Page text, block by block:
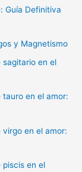
Guía Definitiva
y Magnetismo
sagitario en el
en el amor:
en el amor:
piscis en el